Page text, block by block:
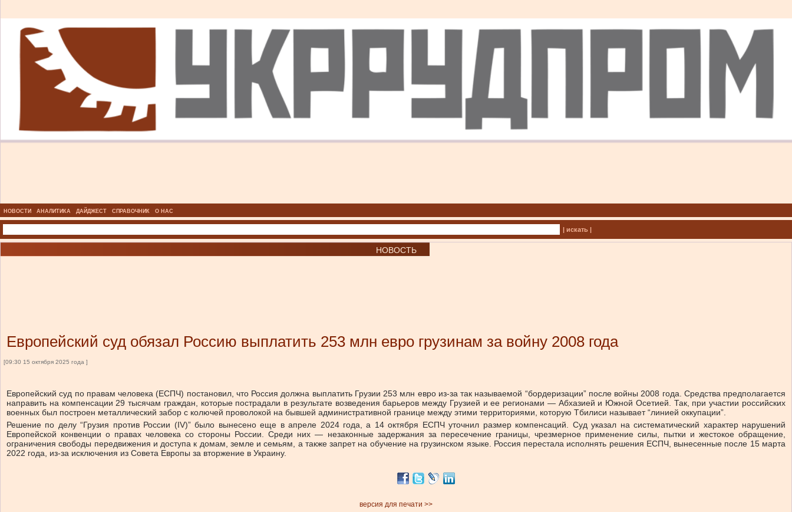
НОВОСТИ АНАЛИТИКА ДАЙДЖЕСТ СПРАВОЧНИК О НАС
| искать |
НОВОСТЬ
Европейский суд обязал Россию выплатить 253 млн евро грузинам за войну 2008 года
[09:30 15 октября 2025 года ]
Европейский суд по правам человека (ЕСПЧ) постановил, что Россия должна выплатить Грузии 253 млн евро из-за так называемой “бордеризации” после войны 2008 года. Средства предполагается
направить на компенсации 29 тысячам граждан, которые пострадали в результате возведения барьеров между Грузией и ее регионами — Абхазией и Южной Осетией. Так, при участии российских
военных был построен металлический забор с колючей проволокой на бывшей административной границе между этими территориями, которую Тбилиси называет “линией оккупации”.
Решение по делу “Грузия против России (IV)” было вынесено еще в апреле 2024 года, а 14 октября ЕСПЧ уточнил размер компенсаций. Суд указал на систематический характер нарушений
Европейской конвенции о правах человека со стороны России. Среди них — незаконные задержания за пересечение границы, чрезмерное применение силы, пытки и жестокое обращение,
ограничения свободы передвижения и доступа к домам, земле и семьям, а также запрет на обучение на грузинском языке. Россия перестала исполнять решения ЕСПЧ, вынесенные после 15 марта
2022 года, из-за исключения из Совета Европы за вторжение в Украину.
версия для печати >>